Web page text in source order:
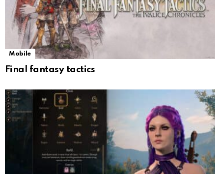
Mobile
Final fantasy tactics